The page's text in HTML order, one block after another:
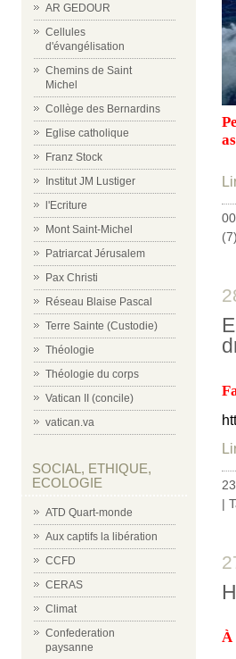
AR GEDOUR
Cellules
d'évangélisation
Chemins de Saint
Michel
Collège des Bernardins
Eglise catholique
Franz Stock
Institut JM Lustiger
l'Ecriture
Mont Saint-Michel
Patriarcat Jérusalem
Pax Christi
Réseau Blaise Pascal
Terre Sainte (Custodie)
Théologie
Théologie du corps
Vatican II (concile)
vatican.va
SOCIAL, ETHIQUE,
ECOLOGIE
ATD Quart-monde
Aux captifs la libération
CCFD
CERAS
Climat
Confederation
paysanne
(7)
|
À